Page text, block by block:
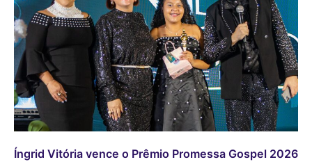
Íngrid Vitória vence o Prêmio Promessa Gospel 2026